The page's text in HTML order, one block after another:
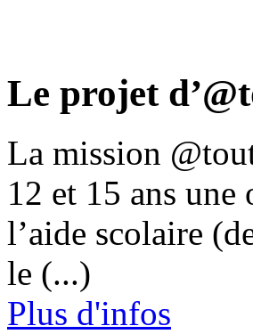
Le projet
La mission
12 et 15 ans
l’aide scolaire
le (...)
Plus d'infos